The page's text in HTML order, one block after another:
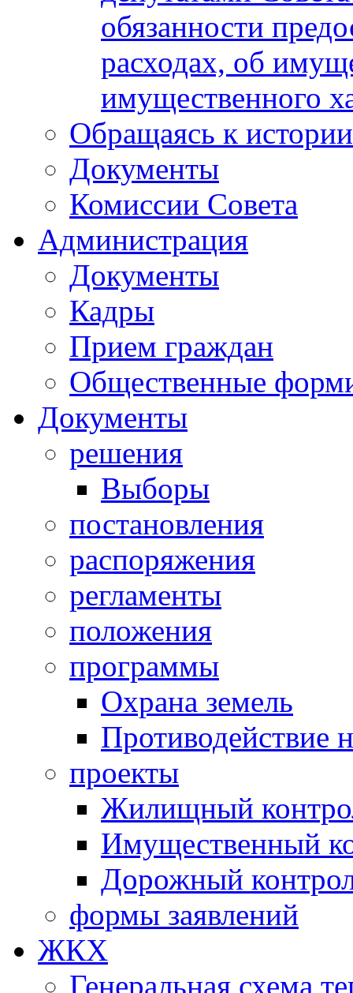
обязанности
расходах, об
имущественного
Обращаясь к истории
Документы
Комиссии Совета
Администрация
Документы
Кадры
Прием граждан
Общественные
Документы
решения
Выборы
постановления
распоряжения
регламенты
положения
программы
Охрана земель
Противодействие
проекты
Жилищный
Имущественный
Дорожный
формы заявлений
ЖКХ
Генеральная схема